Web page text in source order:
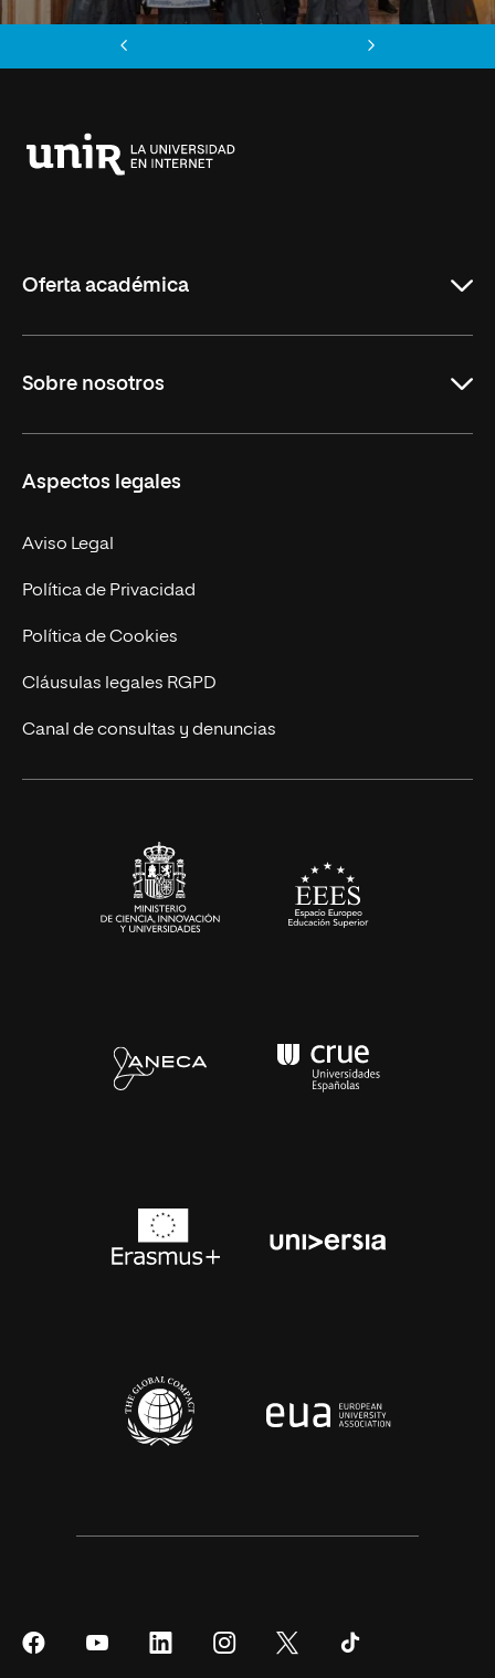
Oferta académica
Másteres Oficiales
Másteres Propios
Doctorados
Experto Universitario
Postgrados
Cursos Universitarios
Sobre nosotros
Facultades
Nuestro Equipo
Trabaja en UNIR
Actualidad
UNIR Revista
Eventos
Aspectos legales
Aviso Legal
Política de Privacidad
Política de Cookies
Cláusulas legales RGPD
Canal de consultas y denuncias
SíguenosSíguenos
SíguenosSíguenos Síguenos